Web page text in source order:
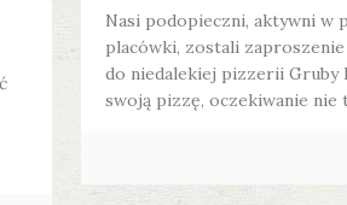
Nasi podopieczni, aktywni w
placówki, zostali
do niedalekiej pizzerii Gruby
swoją pizzę, oczekiwanie nie